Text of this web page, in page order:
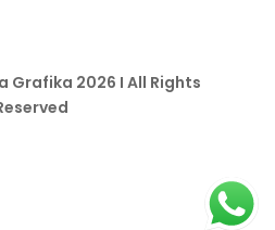
2026 I All Rights